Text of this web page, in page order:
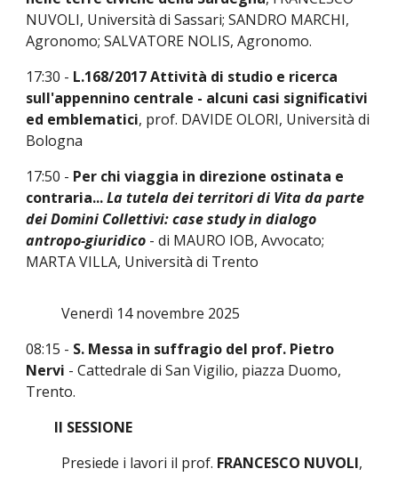
NUVOLI, Università di Sassari; SANDRO MARCHI,
Agronomo; SALVATORE NOLIS, Agronomo.
17:30 - L.168/2017 Attività di studio e ricerca
sull'appennino centrale - alcuni casi significativi
ed emblematici, prof. DAVIDE OLORI, Università di
Bologna
17:50 - Per chi viaggia in direzione ostinata e
contraria...La tutela dei territori di Vita da parte
dei Domini Collettivi: case study in dialogo
antropo-giuridico - di MAURO IOB,Avvocato;
MARTA VILLA, Università di Trento
Venerdì 14novembre 2025
08:15 - S. Messa in suffragio del prof. Pietro
Nervi - Cattedrale di San Vigilio, piazza Duomo,
Trento.
II SESSIONE
Presiede i lavori il prof. FRANCESCO NUVOLI,